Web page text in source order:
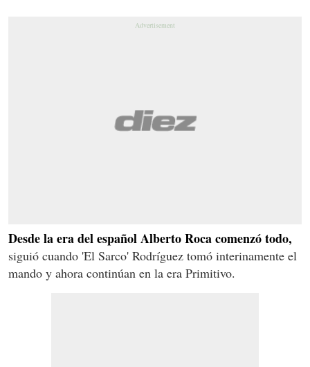
Desde la era del español Alberto Roca comenzó todo,
siguió cuando 'El Sarco' Rodríguez tomó interinamente el
mando y ahora continúan en la era Primitivo.